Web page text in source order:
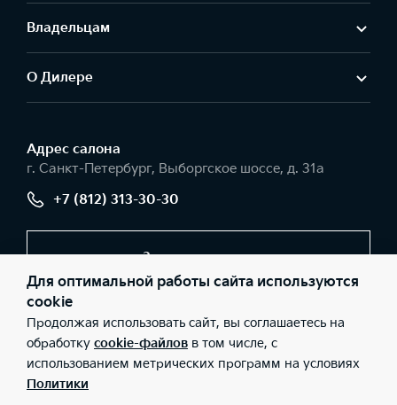
Владельцам
О Дилере
Адрес салонa
г. Санкт-Петербург, Выборгское шоссе, д. 31а
+7 (812) 313-30-30
Заказать звонок
© 2026 Юридические лица ООО «Шувалово-Моторс»
(Фактический адрес: г. Санкт-Петербург, Выборгское шоссе, д.
31а; Телефон: +7 (812) 313-30-30; ИНН: 7802133664; ОГРН:
1027801581609), ООО «Киа Россия и СНГ» (Фактический адрес:
г.Москва, Валовая 26; Телефон: 8 800 301 08 80; ИНН:
7728674093; ОГРН: 5087746291760) ведут деятельность на
Для оптимальной работы сайта используются
cookie
Продолжая использовать сайт, вы соглашаетесь на
обработку cookie-файлов в том числе, с
использованием метрических программ на условиях
Политики